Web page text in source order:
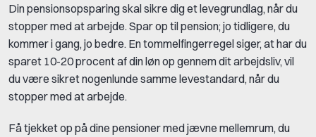
Din pensionsopsparing skal sikre dig et levegrundlag, når du
stopper med at arbejde. Spar op til pension; jo tidligere, du
kommer i gang, jo bedre. En tommelfingerregel siger, at har du
sparet 10-20 procent af din løn op gennem dit arbejdsliv, vil
du være sikret nogenlunde samme levestandard, når du
stopper med at arbejde.
Få tjekket op på dine pensioner med jævne mellemrum, du